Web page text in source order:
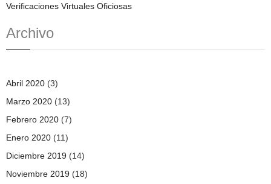
Verificaciones Virtuales Oficiosas
Archivo
Abril 2020 (3)
Marzo 2020 (13)
Febrero 2020 (7)
Enero 2020 (11)
Diciembre 2019 (14)
Noviembre 2019 (18)